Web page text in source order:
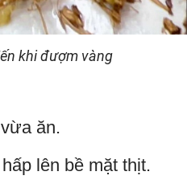
khi đượm vàng
ăn.
lên bề mặt thịt.